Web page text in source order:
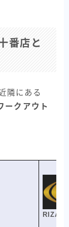
番店と
隣にある
ークアウト
RIZAP